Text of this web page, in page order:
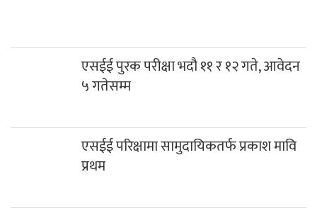
एसईई पुरक परीक्षा भदौ ११ र १२ गते, आवेदन
५ गतेसम्म
एसईई परिक्षामा सामुदायिकतर्फ प्रकाश मावि
प्रथम